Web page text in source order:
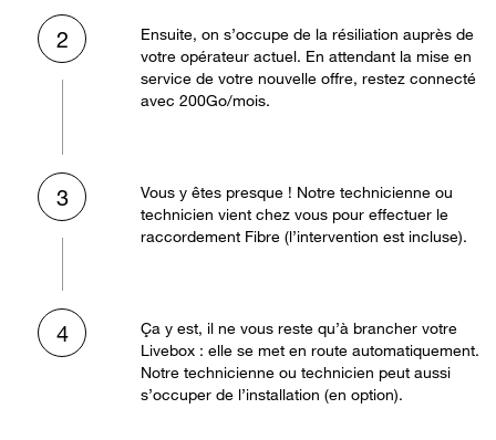
2
Ensuite, on s’occupe de la résiliation auprès de
votre opérateur actuel. En attendant la mise en
service de votre nouvelle offre, restez connecté
avec 200Go/mois.
3
Vous y êtes presque ! Notre technicienne ou
technicien vient chez vous pour effectuer le
raccordement Fibre (l’intervention est incluse).
4
Ça y est, il ne vous reste qu’à brancher votre
Livebox : elle se met en route automatiquement.
Notre technicienne ou technicien peut aussi
s’occuper de l’installation (en option).